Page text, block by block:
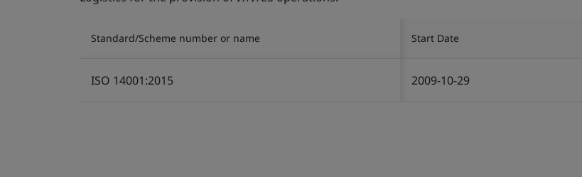
Standard/Scheme number or name Start Date
ISO 14001:2015 2009-10-29